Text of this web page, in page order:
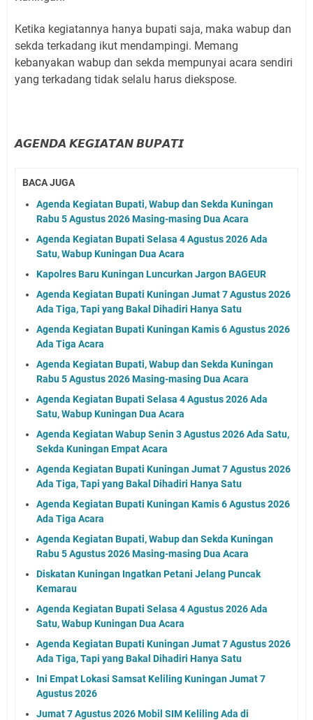
Ketika kegiatannya hanya bupati saja, maka wabup dan
sekda terkadang ikut mendampingi. Memang
kebanyakan wabup dan sekda mempunyai acara sendiri
yang terkadang tidak selalu harus diekspose.
𝘼𝙂𝙀𝙉𝘿𝘼 𝙆𝙀𝙂𝙄𝘼𝙏𝘼𝙉 𝘽𝙐𝙋𝘼𝙏𝙄
BACA JUGA
Agenda Kegiatan Bupati, Wabup dan Sekda Kuningan
Rabu 5 Agustus 2026 Masing-masing Dua Acara
Agenda Kegiatan Bupati Selasa 4 Agustus 2026 Ada
Satu, Wabup Kuningan Dua Acara
Kapolres Baru Kuningan Luncurkan Jargon BAGEUR
Agenda Kegiatan Bupati Kuningan Jumat 7 Agustus 2026
Ada Tiga, Tapi yang Bakal Dihadiri Hanya Satu
Agenda Kegiatan Bupati Kuningan Kamis 6 Agustus 2026
Ada Tiga Acara
Agenda Kegiatan Bupati, Wabup dan Sekda Kuningan
Rabu 5 Agustus 2026 Masing-masing Dua Acara
Agenda Kegiatan Bupati Selasa 4 Agustus 2026 Ada
Satu, Wabup Kuningan Dua Acara
Agenda Kegiatan Wabup Senin 3 Agustus 2026 Ada Satu,
Sekda Kuningan Empat Acara
Agenda Kegiatan Bupati Kuningan Jumat 7 Agustus 2026
Ada Tiga, Tapi yang Bakal Dihadiri Hanya Satu
Agenda Kegiatan Bupati Kuningan Kamis 6 Agustus 2026
Ada Tiga Acara
Agenda Kegiatan Bupati, Wabup dan Sekda Kuningan
Rabu 5 Agustus 2026 Masing-masing Dua Acara
Diskatan Kuningan Ingatkan Petani Jelang Puncak
Kemarau
Agenda Kegiatan Bupati Selasa 4 Agustus 2026 Ada
Satu, Wabup Kuningan Dua Acara
Agenda Kegiatan Bupati Kuningan Jumat 7 Agustus 2026
Ada Tiga, Tapi yang Bakal Dihadiri Hanya Satu
Ini Empat Lokasi Samsat Keliling Kuningan Jumat 7
Agustus 2026
Jumat 7 Agustus 2026 Mobil SIM Keliling Ada di